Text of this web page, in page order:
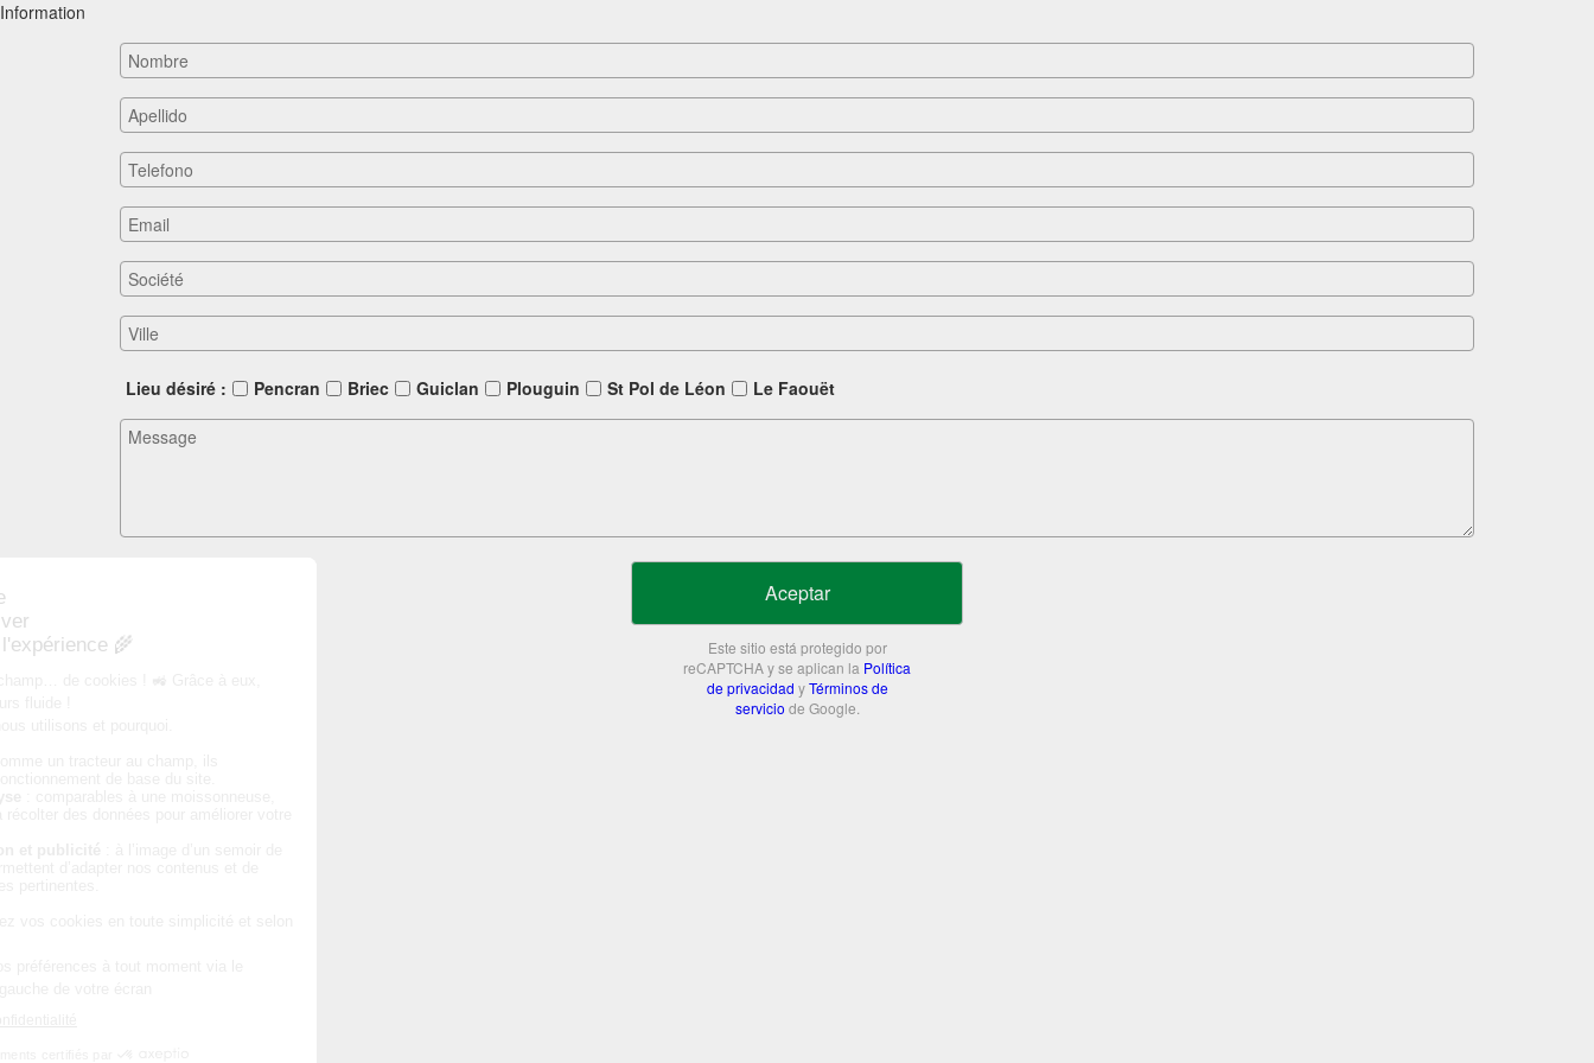
Information
Lieu désiré Pencran Briec Guiclan Plouguin St Pol de Léon Le Faouët
Aceptar
Este sitio está protegido por
reCAPTCHA y se aplican la Política
de privacidad yTérminos de
servicio de Google.